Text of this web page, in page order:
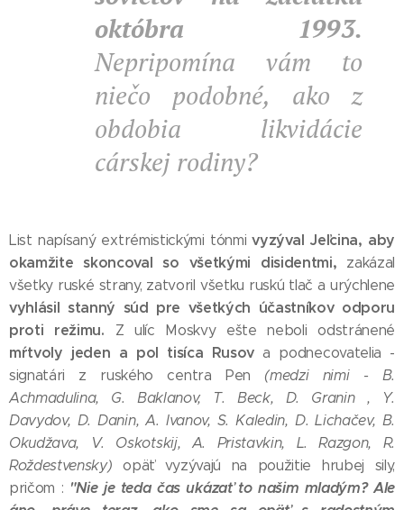
októbra 1993.
Nepripomína vám to
niečo podobné, ako z
obdobia likvidácie
cárskej rodiny?
List napísaný extrémistickými tónmivyzýval Jeľcina, aby
okamžite skoncoval so všetkými disidentmi, zakázal
všetky ruské strany, zatvoril všetku ruskú tlač a urýchlene
vyhlásil stanný súd pre všetkých účastníkov odporu
proti režimu. Z ulíc Moskvy ešte neboli odstránené
mŕtvoly jeden a pol tisíca Rusov a podnecovatelia -
signatári z ruského centra Pen (medzi nimi - B.
Achmadulina, G. Baklanov, T. Beck, D. Granin , Y.
Davydov, D. Danin, A. Ivanov, S. Kaledin, D. Lichačev, B.
Okudžava, V. Oskotskij, A. Pristavkin, L. Razgon, R.
Roždestvensky) opäť vyzývajú na použitie hrubej sily,
pričom : "Nie je teda čas ukázať to našim mladým? Ale